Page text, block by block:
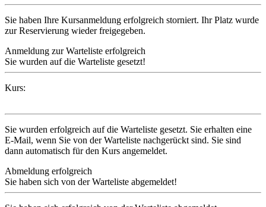
Sie haben Ihre Kursanmeldung erfolgreich storniert. Ihr Platz wurde
zur Reservierung wieder freigegeben.
Anmeldung zur Warteliste erfolgreich
Sie wurden auf die Warteliste gesetzt!
Kurs:
Sie wurden erfolgreich auf die Warteliste gesetzt. Sie erhalten eine
E-Mail, wenn Sie von der Warteliste nachgerückt sind. Sie sind
dann automatisch für den Kurs angemeldet.
Abmeldung erfolgreich
Sie haben sich von der Warteliste abgemeldet!